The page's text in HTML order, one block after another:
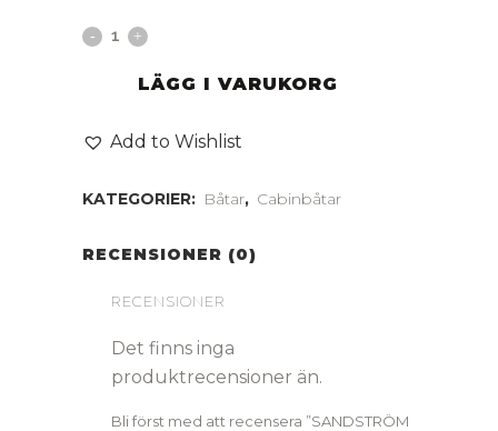
LÄGG I VARUKORG
Add to Wishlist
KATEGORIER: Båtar, Cabinbåtar
RECENSIONER (0)
RECENSIONER
Det finns inga
produktrecensioner än.
Bli först med att recensera ”SANDSTRÖM